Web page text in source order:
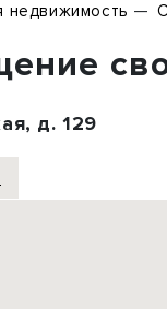
недвижимость
д. 129